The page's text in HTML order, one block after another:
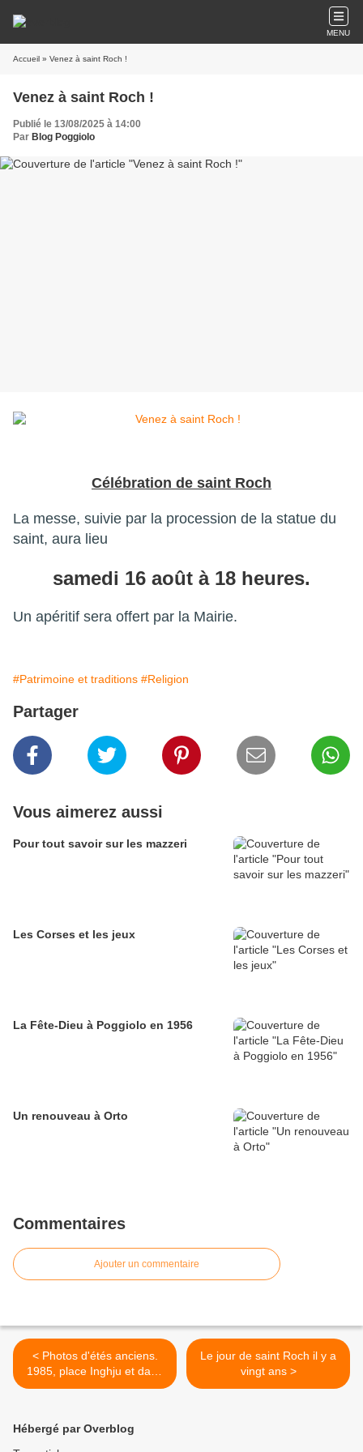
MENU
Accueil » Venez à saint Roch !
Venez à saint Roch !
Publié le 13/08/2025 à 14:00
Par Blog Poggiolo
Célébration de saint Roch
La messe, suivie par la procession de la statue du
saint, aura lieu
samedi 16 août à 18 heures.
Un apéritif sera offert par la Mairie.
#Patrimoine et traditions #Religion
Partager
Vous aimerez aussi
Pour tout savoir sur les mazzeri
Les Corses et les jeux
La Fête-Dieu à Poggiolo en 1956
Un renouveau à Orto
Commentaires
Ajouter un commentaire
< Photos d'étés anciens.
1985, place Inghju et dans
la stretta
Le jour de saint Roch il y a
vingt ans >
Hébergé par Overblog